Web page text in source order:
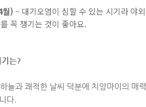
월) – 대기오염이 심할 수 있는 시기라 야
꼭 챙기는 것이 좋아요.
는?
늘과 쾌적한 날씨 덕분에 치앙마이의 매
다.